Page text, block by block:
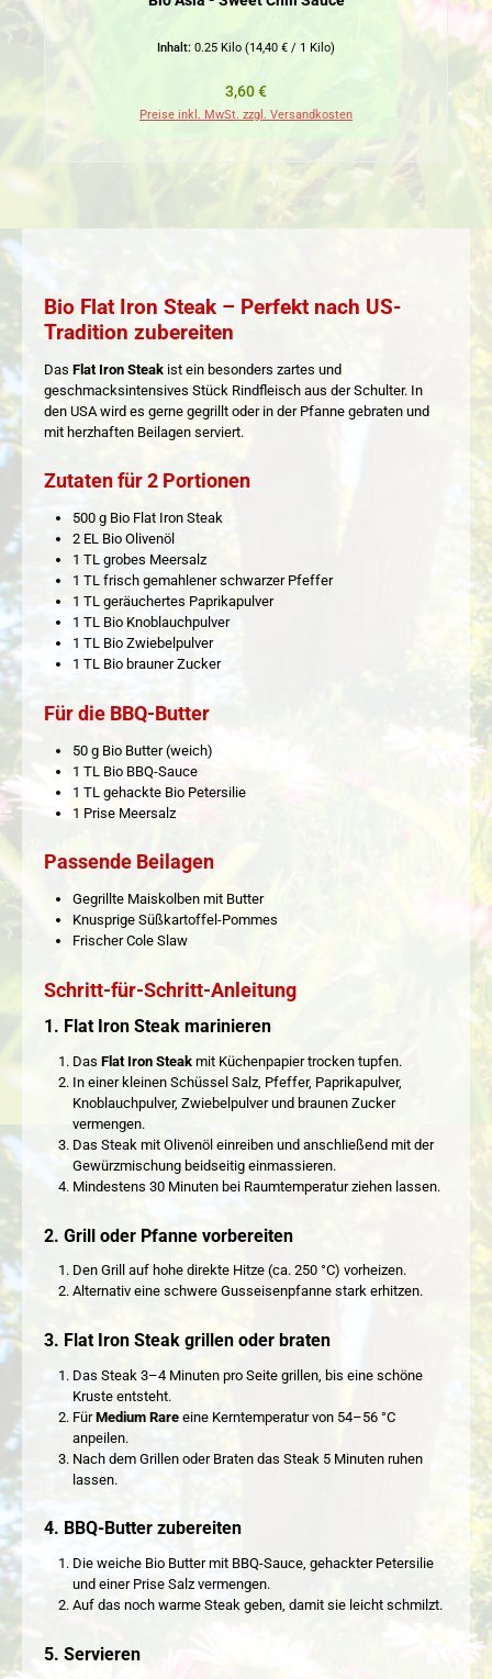
Inhalt: 0.25 Kilo (14,40 € / 1 Kilo)
Regulärer Preis:
3,60 €
Preise inkl. MwSt. zzgl. Versandkosten
Bio Flat Iron Steak – Perfekt nach US-
Tradition zubereiten
Das Flat Iron Steak ist ein besonders zartes und
geschmacksintensives Stück Rindfleisch aus der Schulter. In
den USA wird es gerne gegrillt oder in der Pfanne gebraten und
mit herzhaften Beilagen serviert.
Zutaten für 2 Portionen
500 g Bio Flat Iron Steak
2 EL Bio Olivenöl
1 TL grobes Meersalz
1 TL frisch gemahlener schwarzer Pfeffer
1 TL geräuchertes Paprikapulver
1 TL Bio Knoblauchpulver
1 TL Bio Zwiebelpulver
1 TL Bio brauner Zucker
Für die BBQ-Butter
50 g Bio Butter (weich)
1 TL Bio BBQ-Sauce
1 TL gehackte Bio Petersilie
1 Prise Meersalz
Passende Beilagen
Gegrillte Maiskolben mit Butter
Knusprige Süßkartoffel-Pommes
Frischer Cole Slaw
Schritt-für-Schritt-Anleitung
1. Flat Iron Steak marinieren
Das Flat Iron Steakmit Küchenpapier trocken tupfen.
In einer kleinen Schüssel Salz, Pfeffer, Paprikapulver,
Knoblauchpulver, Zwiebelpulver und braunen Zucker
vermengen.
Das Steak mit Olivenöl einreiben und anschließend mit der
Gewürzmischung beidseitig einmassieren.
Mindestens 30 Minuten bei Raumtemperatur ziehen lassen.
2. Grill oder Pfanne vorbereiten
Den Grill auf hohe direkte Hitze (ca. 250 °C) vorheizen.
Alternativ eine schwere Gusseisenpfanne stark erhitzen.
3. Flat Iron Steak grillen oder braten
Das Steak 3–4 Minuten pro Seite grillen, bis eine schöne
Kruste entsteht.
FürMedium Rareeine Kerntemperatur von 54–56 °C
anpeilen.
Nach dem Grillen oder Braten das Steak 5 Minuten ruhen
lassen.
4. BBQ-Butter zubereiten
Die weiche Bio Butter mit BBQ-Sauce, gehackter Petersilie
und einer Prise Salz vermengen.
Auf das noch warme Steak geben, damit sie leicht schmilzt.
5. Servieren